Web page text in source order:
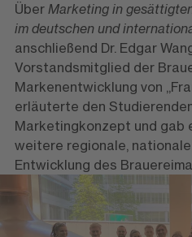
Über Marketing in
im deutschen und
anschließend Dr. Edgar
Vorstandsmitglied der
Markenentwicklung von
erläuterte den
Marketingkonzept und gab
weitere regionale,
Entwicklung des